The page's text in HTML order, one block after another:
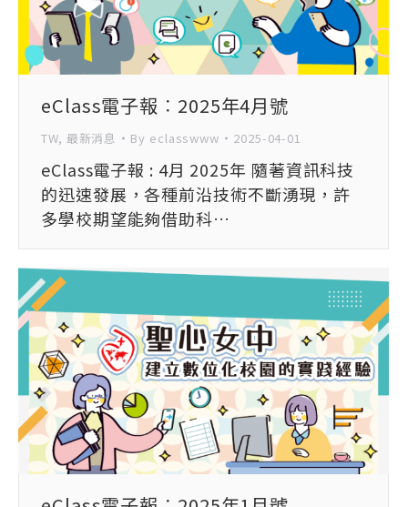
eClass電子報︰2025年4月號
TW, 最新消息 By eclasswww 2025-04-01
eClass電子報 : 4月 2025年 隨著資訊科技
的迅速發展，各種前沿技術不斷湧現，許
多學校期望能夠借助科…